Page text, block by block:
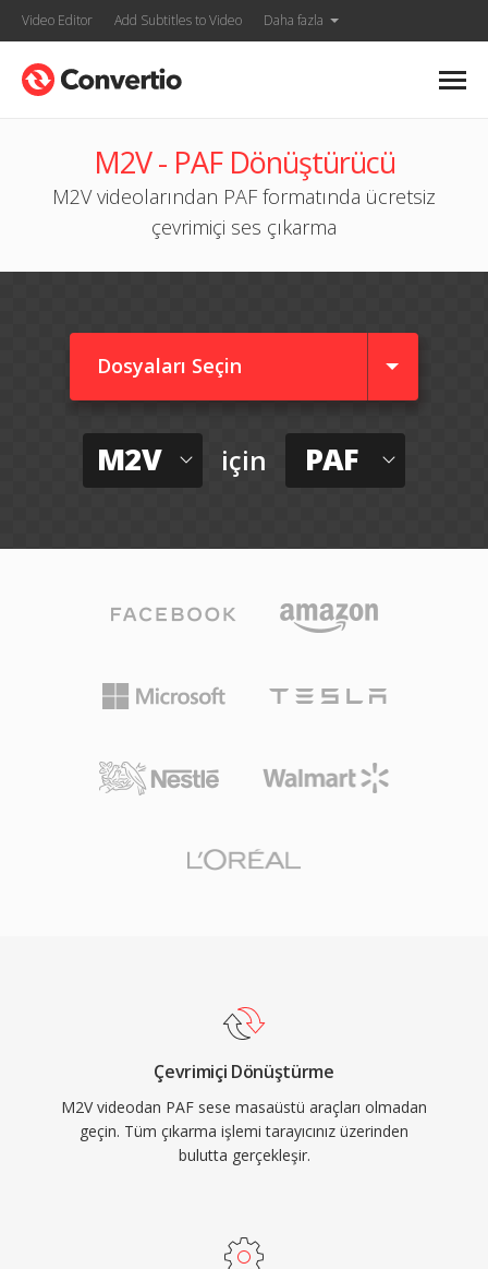
Video Editor Add Subtitles to Video Daha fazla
M2V - PAF Dönüştürücü
M2V videolarından PAF formatında ücretsiz
çevrimiçi ses çıkarma
Dosyaları Seçin
M2V için PAF
Çevrimiçi Dönüştürme
M2V videodan PAF sese masaüstü araçları olmadan
geçin. Tüm çıkarma işlemi tarayıcınız üzerinden
bulutta gerçekleşir.